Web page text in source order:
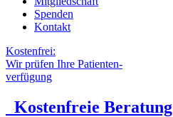
Spenden
Kontakt
Kostenfrei:
Wir prüfen Ihre Patienten-
verfügung
Kostenfreie Beratung